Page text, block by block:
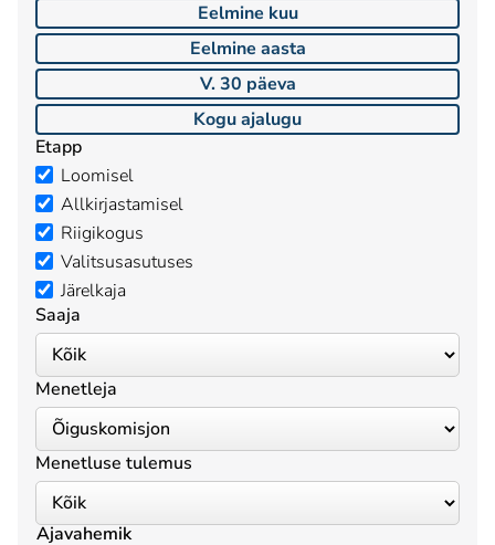
Eelmine kuu
Eelmine aasta
V. 30 päeva
Kogu ajalugu
Etapp
Loomisel
Allkirjastamisel
Riigikogus
Valitsusasutuses
Järelkaja
Saaja
Menetleja
Menetluse tulemus
Ajavahemik